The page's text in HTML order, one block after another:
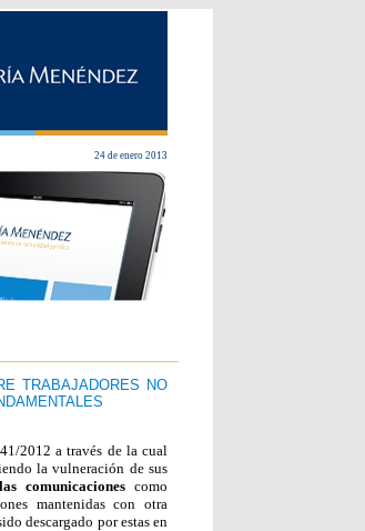
24 de enero 2013
TRABAJADORES NO
2012 a través de la cual
la vulneración de sus
comunicaciones como
mantenidas con otra
descargado por estas en